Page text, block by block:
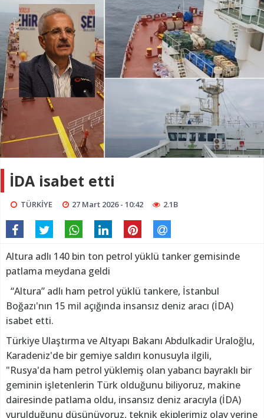
İDA isabet etti
TÜRKİYE 27 Mart 2026 - 10:42 2.1B
Altura adlı 140 bin ton petrol yüklü tanker gemisinde
patlama meydana geldi
“Altura” adlı ham petrol yüklü tankere, İstanbul
Boğazı'nın 15 mil açığında insansız deniz aracı (İDA)
isabet etti.
Türkiye Ulaştırma ve Altyapı Bakanı Abdulkadir Uraloğlu,
Karadeniz'de bir gemiye saldırı konusuyla ilgili,
"Rusya'da ham petrol yüklemiş olan yabancı bayraklı bir
geminin işletenlerin Türk olduğunu biliyoruz, makine
dairesinde patlama oldu, insansız deniz aracıyla (İDA)
vurulduğunu düşünüyoruz, teknik ekiplerimiz olay yerine